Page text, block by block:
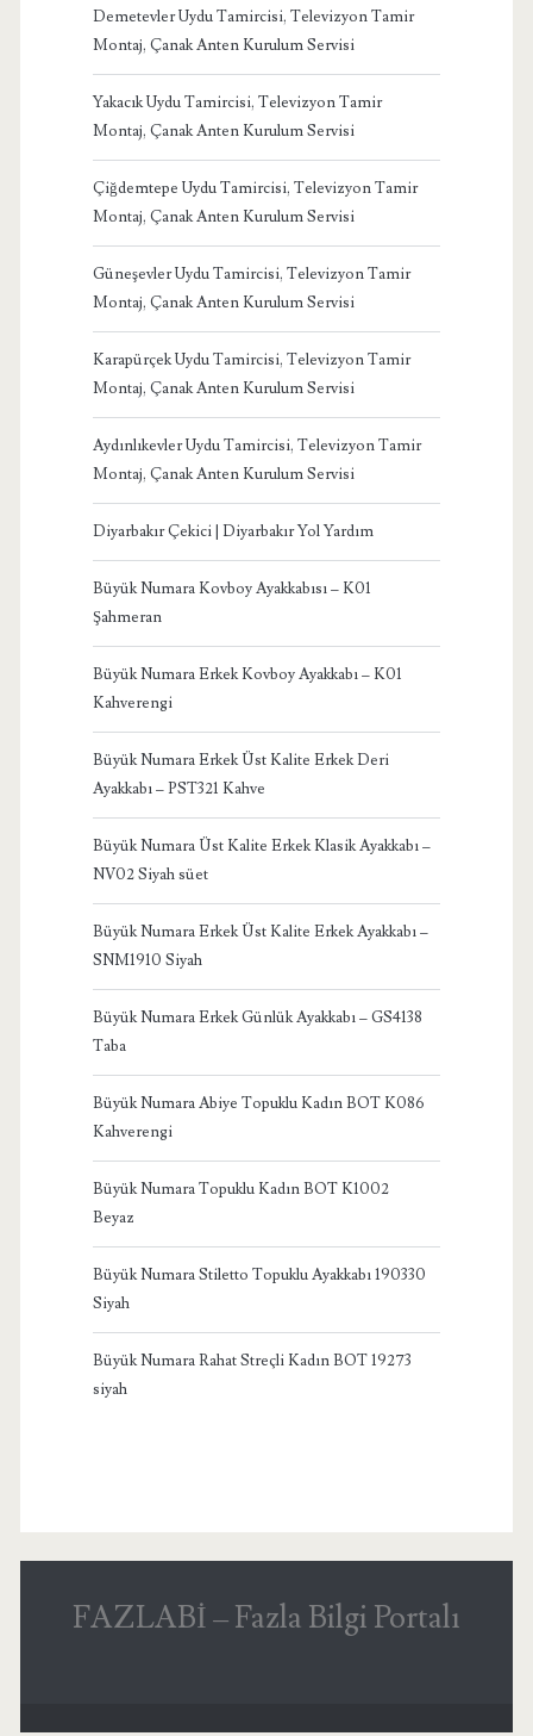
Demetevler Uydu Tamircisi, Televizyon Tamir
Montaj, Çanak Anten Kurulum Servisi
Yakacık Uydu Tamircisi, Televizyon Tamir
Montaj, Çanak Anten Kurulum Servisi
Çiğdemtepe Uydu Tamircisi, Televizyon Tamir
Montaj, Çanak Anten Kurulum Servisi
Güneşevler Uydu Tamircisi, Televizyon Tamir
Montaj, Çanak Anten Kurulum Servisi
Karapürçek Uydu Tamircisi, Televizyon Tamir
Montaj, Çanak Anten Kurulum Servisi
Aydınlıkevler Uydu Tamircisi, Televizyon Tamir
Montaj, Çanak Anten Kurulum Servisi
Diyarbakır Çekici | Diyarbakır Yol Yardım
Büyük Numara Kovboy Ayakkabısı – K01
Şahmeran
Büyük Numara Erkek Kovboy Ayakkabı – K01
Kahverengi
Büyük Numara Erkek Üst Kalite Erkek Deri
Ayakkabı – PST321 Kahve
Büyük Numara Üst Kalite Erkek Klasik Ayakkabı –
NV02 Siyah süet
Büyük Numara Erkek Üst Kalite Erkek Ayakkabı –
SNM1910 Siyah
Büyük Numara Erkek Günlük Ayakkabı – GS4138
Taba
Büyük Numara Abiye Topuklu Kadın BOT K086
Kahverengi
Büyük Numara Topuklu Kadın BOT K1002
Beyaz
Büyük Numara Stiletto Topuklu Ayakkabı 190330
Siyah
Büyük Numara Rahat Streçli Kadın BOT 19273
siyah
FAZLABİ – Fazla Bilgi Portalı